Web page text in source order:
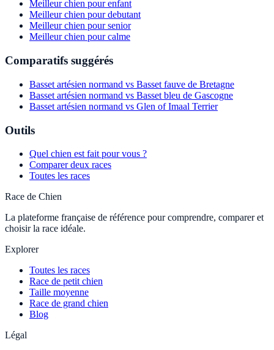
Meilleur chien pour enfant
Meilleur chien pour debutant
Meilleur chien pour senior
Meilleur chien pour calme
Comparatifs suggérés
Basset artésien normand vs Basset fauve de Bretagne
Basset artésien normand vs Basset bleu de Gascogne
Basset artésien normand vs Glen of Imaal Terrier
Outils
Quel chien est fait pour vous ?
Comparer deux races
Toutes les races
Race de Chien
La plateforme française de référence pour comprendre, comparer et
choisir la race idéale.
Explorer
Toutes les races
Race de petit chien
Taille moyenne
Race de grand chien
Blog
Légal